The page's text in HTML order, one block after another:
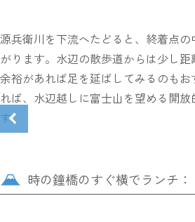
源兵衛川を下流へたどると、終着点
がります。水辺の散歩道からは少し
余裕があれば足を延ばしてみるのも
れば、水辺越しに富士山を望める開
す。
時の鐘橋のすぐ横でランチ：